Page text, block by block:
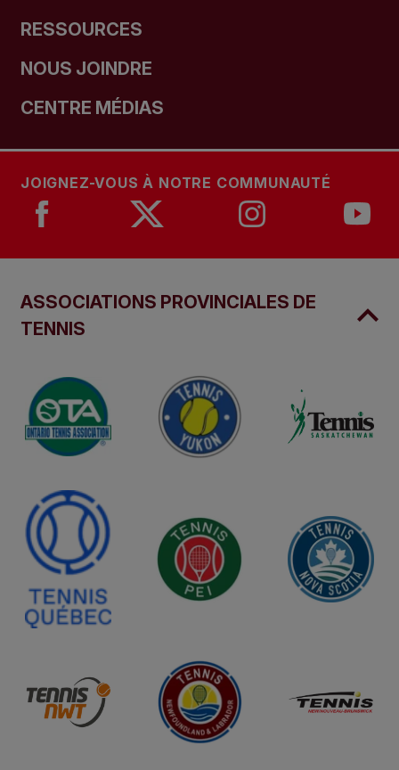
RESSOURCES
NOUS JOINDRE
CENTRE MÉDIAS
JOIGNEZ-VOUS À NOTRE COMMUNAUTÉ
ASSOCIATIONS PROVINCIALES DE
TENNIS